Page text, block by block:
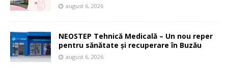
august 6, 2026
NEOSTEP Tehnică Medicală – Un nou reper
pentru sănătate și recuperare în Buzău
august 6, 2026